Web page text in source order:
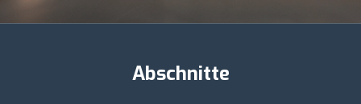
Abschnitte